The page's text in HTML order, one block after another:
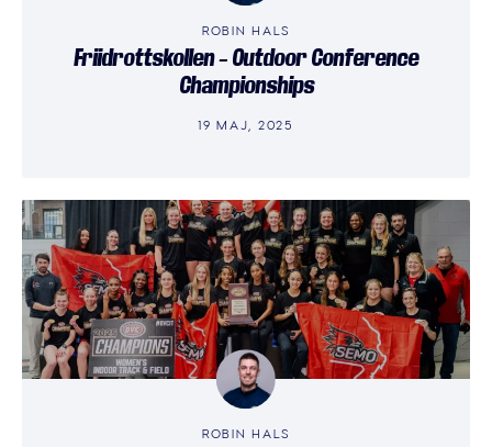
ROBIN HALS
Friidrottskollen – Outdoor Conference
Championships
19 MAJ, 2025
ROBIN HALS